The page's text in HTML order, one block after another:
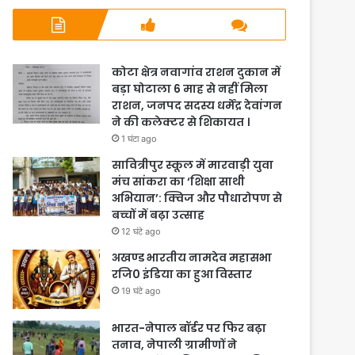
कोटा क्षेत्र नवागांव राशन दुकान में
बड़ा घोटाला 6 माह से नहीं मिला
राशन, जनपद सदस्य धर्मेंद्र देवांगन
ने की कलेक्टर से शिकायत ।
1 घंटा ago
सावित्रीपुर स्कूल में मारवाड़ी युवा
मंच सांकरा का ‘शिक्षा साथी
अभियान’: क्विज और पौधारोपण से
बच्चों में बढ़ा उत्साह
12 घंटे ago
अखण्ड भारतीय नामदेव महासभा
रजि0 इंडिया का हुआ विस्तार
19 घंटे ago
भारत-नेपाल बॉर्डर पर फिर बढ़ा
तनाव, नेपाली ग्रामीणों ने